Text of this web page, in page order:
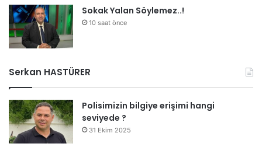
Sokak Yalan Söylemez..!
10 saat önce
Serkan HASTÜRER
Polisimizin bilgiye erişimi hangi
seviyede ?
31 Ekim 2025